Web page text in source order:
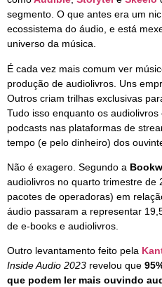
segmento. O que antes era um
ecossistema do áudio, e está
universo da música.
É cada vez mais comum ver
produção de audiolivros. Uns
Outros criam trilhas exclusivas
Tudo isso enquanto os
podcasts nas plataformas de
tempo (e pelo dinheiro) dos
Não é exagero. Segundo a
audiolivros no quarto trimestre de
pacotes de operadoras) em
áudio passaram a representar
de e‑books e audiolivros.
Outro levantamento feito pela
Inside Audio 2023 revelou que
que podem ler mais ouvindo